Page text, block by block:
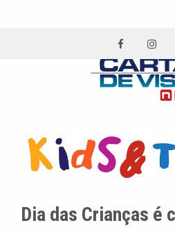
Dia das Crianças é